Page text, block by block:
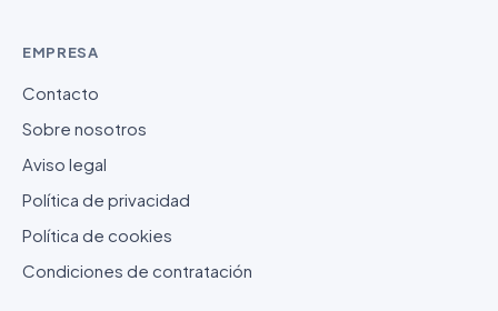
EMPRESA
Contacto
Sobre nosotros
Aviso legal
Política de privacidad
Política de cookies
Condiciones de contratación